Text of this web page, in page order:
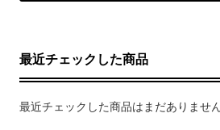
最近チェックした商品
最近チェックした商品はまだありません